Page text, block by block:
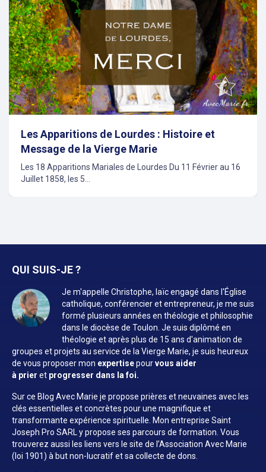
Les Apparitions de Lourdes : Histoire et
Message de la Vierge Marie
Les 18 Apparitions Mariales de Lourdes Du 11 Février au 16
Juillet 1858, les 5...
QUI SUIS-JE ?
Je m'appelle Christophe, laïc engagé dans l'Église
catholique, conférencier et entrepreneur, je me suis
formé plusieurs années en théologie et philosophie
dans le diocèse de Toulon. Je suis diplômé en
théologie et après plus de 15 ans d'animation de
groupes et projets au service de la Vierge Marie, je suis heureux
de vous proposer mon expertisepourvous aider
à prier et progresser dans la foi.
Sur ce Blog Avec Marie je propose prières et neuvaines avec les
clés essentielles et concrètes pour une magnifique et
transformante expérience spirituelle. Mon entreprise Saint
Joseph Pro SARL y propose ses parcours de formation. Vous
trouverez aussi les liens vers le site de l’Association Avec Marie
(loi 1901) à but non-lucratif et sa collecte de dons.